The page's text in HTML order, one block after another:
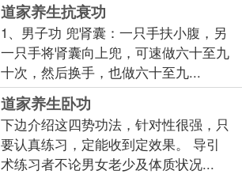
道家养生抗衰功
1、男子功 兜肾囊：一只手扶小腹，另
一只手将肾囊向上兜，可速做六十至九
十次，然后换手，也做六十至九...
道家养生卧功
下边介绍这四势功法，针对性很强，只
要认真练习，定能收到定效果。 导引
术练习者不论男女老少及体质状况...